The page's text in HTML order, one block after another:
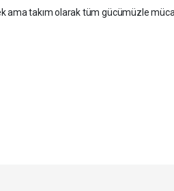
ama takım olarak tüm gücümüzle